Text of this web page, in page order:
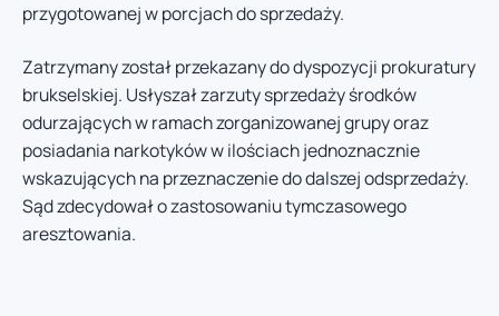
przygotowanej w porcjach do sprzedaży.
Zatrzymany został przekazany do dyspozycji prokuratury
brukselskiej. Usłyszał zarzuty sprzedaży środków
odurzających w ramach zorganizowanej grupy oraz
posiadania narkotyków w ilościach jednoznacznie
wskazujących na przeznaczenie do dalszej odsprzedaży.
Sąd zdecydował o zastosowaniu tymczasowego
aresztowania.